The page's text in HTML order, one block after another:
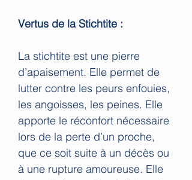
Vertus de la Stichtite :
La stichtite est une pierre
d’apaisement. Elle permet de
lutter contre les peurs enfouies,
les angoisses, les peines. Elle
apporte le réconfort nécessaire
lors de la perte d’un proche,
que ce soit suite à un décès ou
à une rupture amoureuse. Elle